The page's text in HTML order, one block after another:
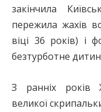
закінчила
пережила жахів
віці 36 років) і
безтурботне
З ранніх років
великої